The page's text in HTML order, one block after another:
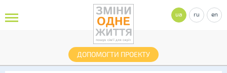
ДОПОМОГТИ ПРОЕКТУ
ua ru en